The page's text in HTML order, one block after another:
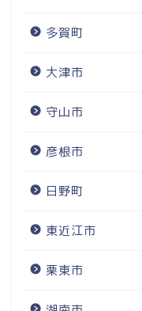
多賀町
大津市
守山市
彦根市
日野町
東近江市
栗東市